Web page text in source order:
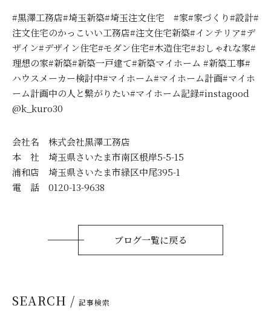
#黒澤工務店#埼玉新築#埼玉注文住宅 #家#家づくり#設計#
注文住宅のかっこいい工務店#注文住宅新築#インテリア#デ
ザイン#デザイン住宅#モダン住宅#木造住宅#おしゃれな家#
理想の家#新築#新築一戸建て#新築マイホーム #新築工事#
ハウスメーカー検討中#マイホーム#マイホーム計画#マイホ
ーム計画中の人と繋がりたい#マイホーム記録#instagood
@k_kuro30
会社名 株式会社黒澤工務店
本 社 埼玉県さいたま市南区根岸5-5-15
浦和店 埼玉県さいたま市緑区中尾395-1
電 話 0120-13-9638
ブログ一覧に戻る
SEARCH / 記事検索